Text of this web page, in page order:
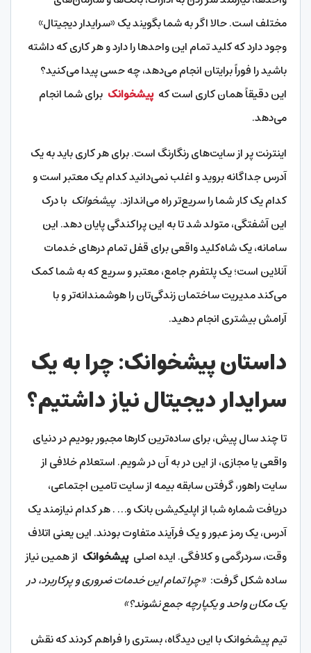
مختلف است. حالا اگر به شما بگویند یک «سرایدار دیجیتال»
وجود دارد که کلید تمام این واحدها را دارد و هر کاری که داشته
باشید را فوراً برایتان انجام می‌دهد، چه حسی پیدا می‌کنید؟
این دقیقاً همان کاری است کهپیشخوانک برای شما انجام
می‌دهد.
اینترنت پر از سایت‌های رنگارنگ است. برای هر کاری باید به یک
آدرس جداگانه بروید و اغلب نمی‌دانید کدام یک معتبر است و
کدام یک کار شما را سریع‌تر راه می‌اندازد.پیشخوانک با درک
این آشفتگی، متولد شد تا به این پراکندگی پایان دهد. این
سامانه، یک شاه‌کلید واقعی برای قفل تمام درهای خدمات
آنلاین است؛ یک پلتفرم جامع، معتبر و سریع که به شما کمک
می‌کند مدیریت ساختمان زندگی‌تان را هوشمندانه‌تر و با
آرامش بیشتری انجام دهید.
داستان پیشخوانک: چرا به یک
سرایدار دیجیتال نیاز داشتیم؟
تا چند سال پیش، برای ساده‌ترین کارها مجبور بودیم در دنیای
واقعی یا مجازی، از این در به آن در شویم. استعلام خلافی از
سایت راهور، گرفتن سابقه بیمه از سایت تامین اجتماعی،
دریافت شماره شبا از اپلیکیشن بانک و… . هر کدام نیازمند یک
آدرس، یک رمز عبور و یک فرآیند متفاوت بودند. این یعنی اتلاف
وقت، سردرگمی و کلافگی. ایده اصلیپیشخوانک از همین نیاز
ساده شکل گرفت:«چرا تمام این خدمات ضروری و پرکاربرد، در
یک مکان واحد و یکپارچه جمع نشوند؟»
تیم پیشخوانک با این دیدگاه، بستری را فراهم کردند که نقش